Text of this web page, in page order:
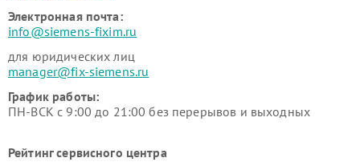
Электронная почта:
info@siemens-fixim.ru
для юридических лиц
manager@fix-siemens.ru
График работы:
ПН-ВСК с 9:00 до 21:00 без перерывов и выходных
Рейтинг сервисного центра